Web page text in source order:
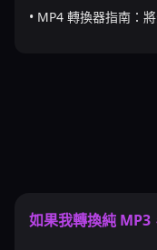
• MP4 轉換器指南：
如果我轉換純 MP3